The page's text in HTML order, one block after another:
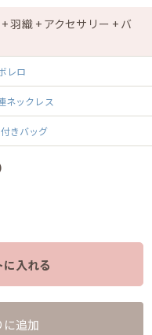
羽織 + アクセサリー + バ
レロ
ネックレス
きバッグ
入れる
に追加